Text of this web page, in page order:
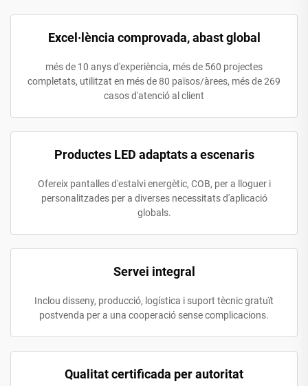
Excel·lència comprovada, abast global
més de 10 anys d'experiència, més de 560 projectes
completats, utilitzat en més de 80 països/àrees, més de 269
casos d'atenció al client
Productes LED adaptats a escenaris
Ofereix pantalles d'estalvi energètic, COB, per a lloguer i
personalitzades per a diverses necessitats d'aplicació
globals.
Servei integral
Inclou disseny, producció, logística i suport tècnic gratuït
postvenda per a una cooperació sense complicacions.
Qualitat certificada per autoritat